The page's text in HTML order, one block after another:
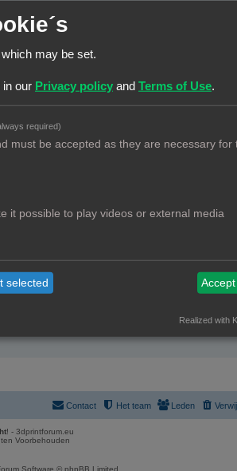
Laatst actief:
07/08/26, 15:55
Aantal berichten:
Zoek
(10.61% van alle
3D-printer
(304 berichten /
(168 berichten /
Search
(3.77% of all
Leden
Het team
Contact
! - 3dprintforum.eu
Voorbehouden
Software © phpBB Limited
may be set.
in our Privacy policy and Terms of Use.
required)
must be accepted as they are necessary for
it possible to play videos or external media
selected
Realized with